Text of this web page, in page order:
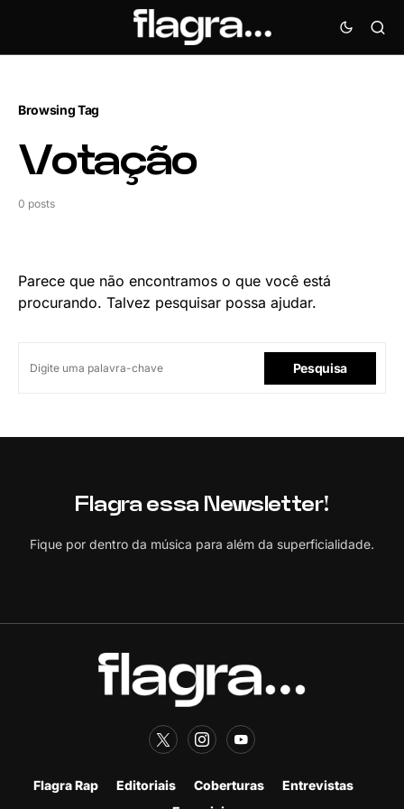
Browsing Tag
Votação
0 posts
Parece que não encontramos o que você está
procurando. Talvez pesquisar possa ajudar.
Pesquisa
Flagra essa Newsletter!
Fique por dentro da música para além da superficialidade.
Flagra Rap Editoriais Coberturas
Entrevistas